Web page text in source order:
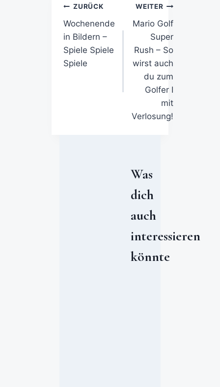
ZURÜCK
Wochenende
in Bildern –
Spiele Spiele
Spiele
WEITER
Mario Golf
Super
Rush – So
wirst auch
du zum
Golfer I
mit
Verlosung!
Was
dich
auch
interessieren
könnte